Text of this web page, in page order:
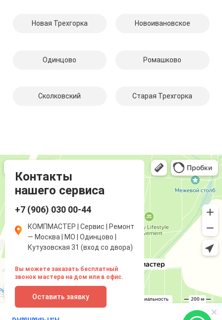
Новая Трехгорка Новоивановское
Одинцово Ромашково
Сколковский Старая Трехгорка
Контакты
нашего сервиса
+7 (906) 030 00-44
КОМПМАСТЕР | Сервис | Ремонт
— Москва | МО | Одинцово |
Кутузовская 31 (вход со двора)
Вы можете заказать бесплатный
звонок мастера на дом или в офис.
Оставить заявку
Компмастер
Ремонт аудиотехники и видеотехники в Одинцово